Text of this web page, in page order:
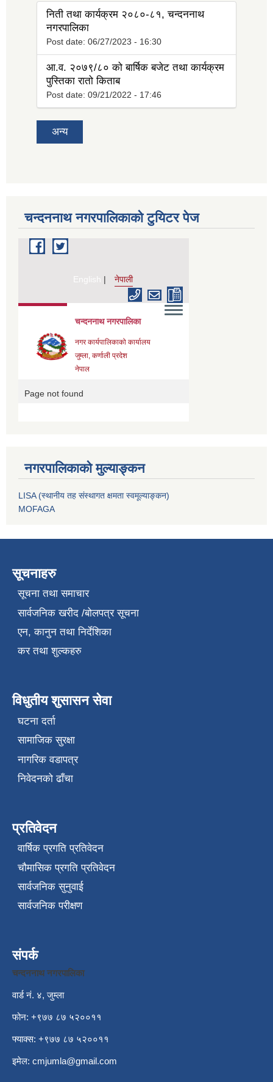
निती तथा कार्यक्रम २०८०-८१, चन्दननाथ
नगरपालिका
Post date: 06/27/2023 - 16:30
आ.व. २०७९/८० को बार्षिक बजेट तथा कार्यक्रम
पुस्तिका रातो किताब
Post date: 09/21/2022 - 17:46
अन्य
चन्दननाथ नगरपालिकाको टुयिटर पेज
नगरपालिकाको मुल्याङ्कन
LISA (स्थानीय तह संस्थागत क्षमता स्वमूल्याङ्कन)
MOFAGA
सूचनाहरु
सूचना तथा समाचार
सार्वजनिक खरीद /बोलपत्र सूचना
एन, कानुन तथा निर्देशिका
कर तथा शुल्कहरु
विधुतीय शुसासन सेवा
घटना दर्ता
सामाजिक सुरक्षा
नागरिक वडापत्र
निवेदनको ढाँचा
प्रतिवेदन
वार्षिक प्रगति प्रतिवेदन
चौमासिक प्रगति प्रतिवेदन
सार्वजनिक सुनुवाई
सार्वजनिक परीक्षण
संपर्क
चन्दननाथ नगरपालिका
वार्ड नं. ४, जुम्ला
फोन: +९७७ ८७ ५२००११
फ्याक्स: +९७७ ८७ ५२००११
इमेल: cmjumla@gmail.com